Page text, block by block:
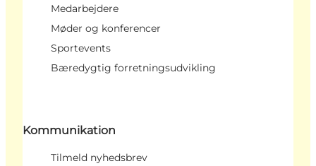
Medarbejdere
Møder og konferencer
Sportevents
Bæredygtig forretningsudvikling
Kommunikation
Tilmeld nyhedsbrev